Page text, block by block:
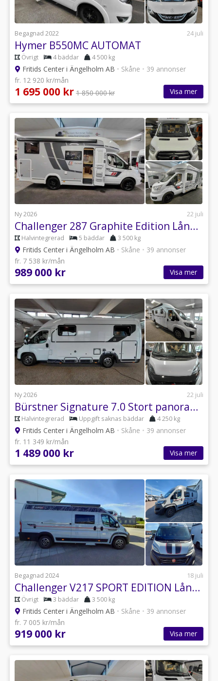
Begagnad 2022 24 juli
Hymer B550MC AUTOMAT
Övrigt 4 bäddar 4 500 kg
Fritids Center i Ängelholm AB • Skåne • 39 annonser
fr. 12 920 kr/mån
1 695 000 kr 1 850 000 kr Visa mer
Ny 2026 22 juli
Challenger 287 Graphite Edition Långbäddar, taksäng, 5 bältad, dieselvärmar
Halvintegrerad 5 bäddar 3 500 kg
Fritids Center i Ängelholm AB • Skåne • 39 annonser
fr. 7 538 kr/mån
989 000 kr Visa mer
Ny 2026 22 juli
Bürstner Signature 7.0 Stort panoramafönster, 180hk automat, 32" tv med m
Halvintegrerad Uppgift saknas bäddar 4 250 kg
Fritids Center i Ängelholm AB • Skåne • 39 annonser
fr. 11 349 kr/mån
1 489 000 kr Visa mer
Begagnad 2024 18 juli
Challenger V217 SPORT EDITION Långbäddar, markis, solcell, dieselvärmare me
Övrigt 3 bäddar 3 500 kg
Fritids Center i Ängelholm AB • Skåne • 39 annonser
fr. 7 005 kr/mån
919 000 kr Visa mer